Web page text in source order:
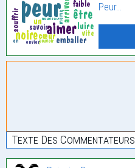
Peur…
Texte Des Commentateurs